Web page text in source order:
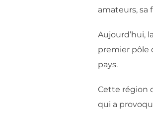
amateurs, sa
Aujourd’hui,
premier pôle
pays.
Cette région
qui a